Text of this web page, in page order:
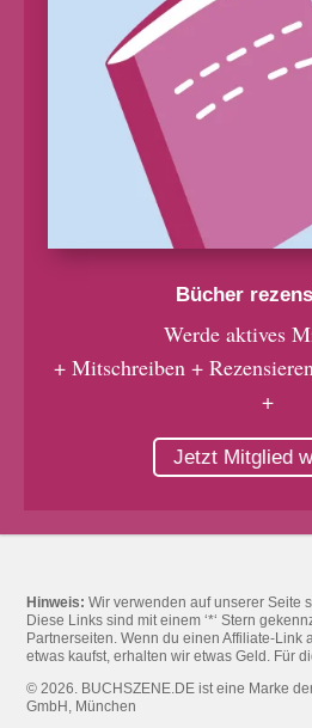
Bücher
Werde aktives
+ Mitschreiben +
+
Jetzt Mitglied
Hinweis: Wir verwenden auf unserer Seite
Diese Links sind mit einem ‘*‘ Stern
Partnerseiten. Wenn du einen Affiliate-Link
etwas kaufst, erhalten wir etwas Geld. Für
© 2026. BUCHSZENE.DE ist eine Marke
GmbH, München